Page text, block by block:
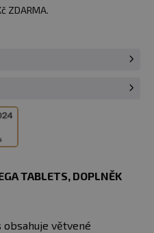
ZDARMA.
TABLETS, DOPLNĚK
obsahuje větvené